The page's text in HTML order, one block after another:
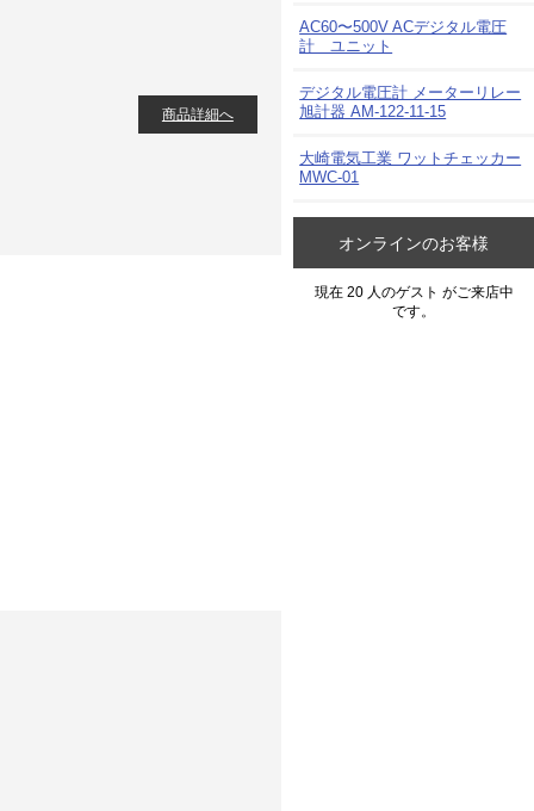
商品詳細へ
AC60〜500V ACデジタル電圧
計 ユニット
デジタル電圧計 メーターリレー
旭計器 AM-122-11-15
大崎電気工業 ワットチェッカー
MWC-01
オンラインのお客様
現在 20 人のゲスト がご来店中
です。